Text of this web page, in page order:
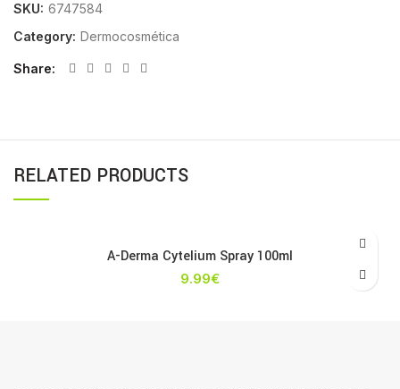
SKU: 6747584
Category: Dermocosmética
Share
RELATED PRODUCTS
A-Derma Cytelium Spray 100ml
9.99€